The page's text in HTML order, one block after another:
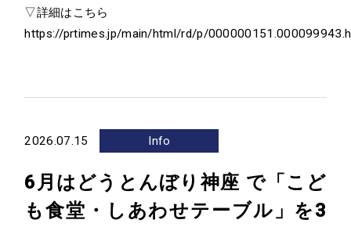
▽詳細はこちら
https://prtimes.jp/main/html/rd/p/
2026.07.15 Info
6月はどうとんぼり神座 で「こど
も食堂・しあわせテーブル」を3